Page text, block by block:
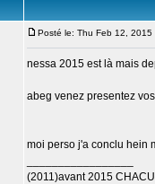
Posté le: Thu Feb 12, 2015
nessa 2015 est là mais
abeg venez presentez
moi perso j'a conclu hein
(2011)avant 2015